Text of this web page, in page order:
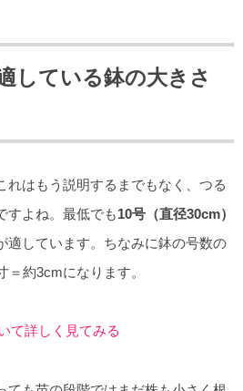
している鉢の大きさ
れはもう説明するまでもなく、つる
すよね。最低でも10号（直径30cm）
適しています。ちなみに鉢の号数の
約3cmになります。
て詳しく見てみる